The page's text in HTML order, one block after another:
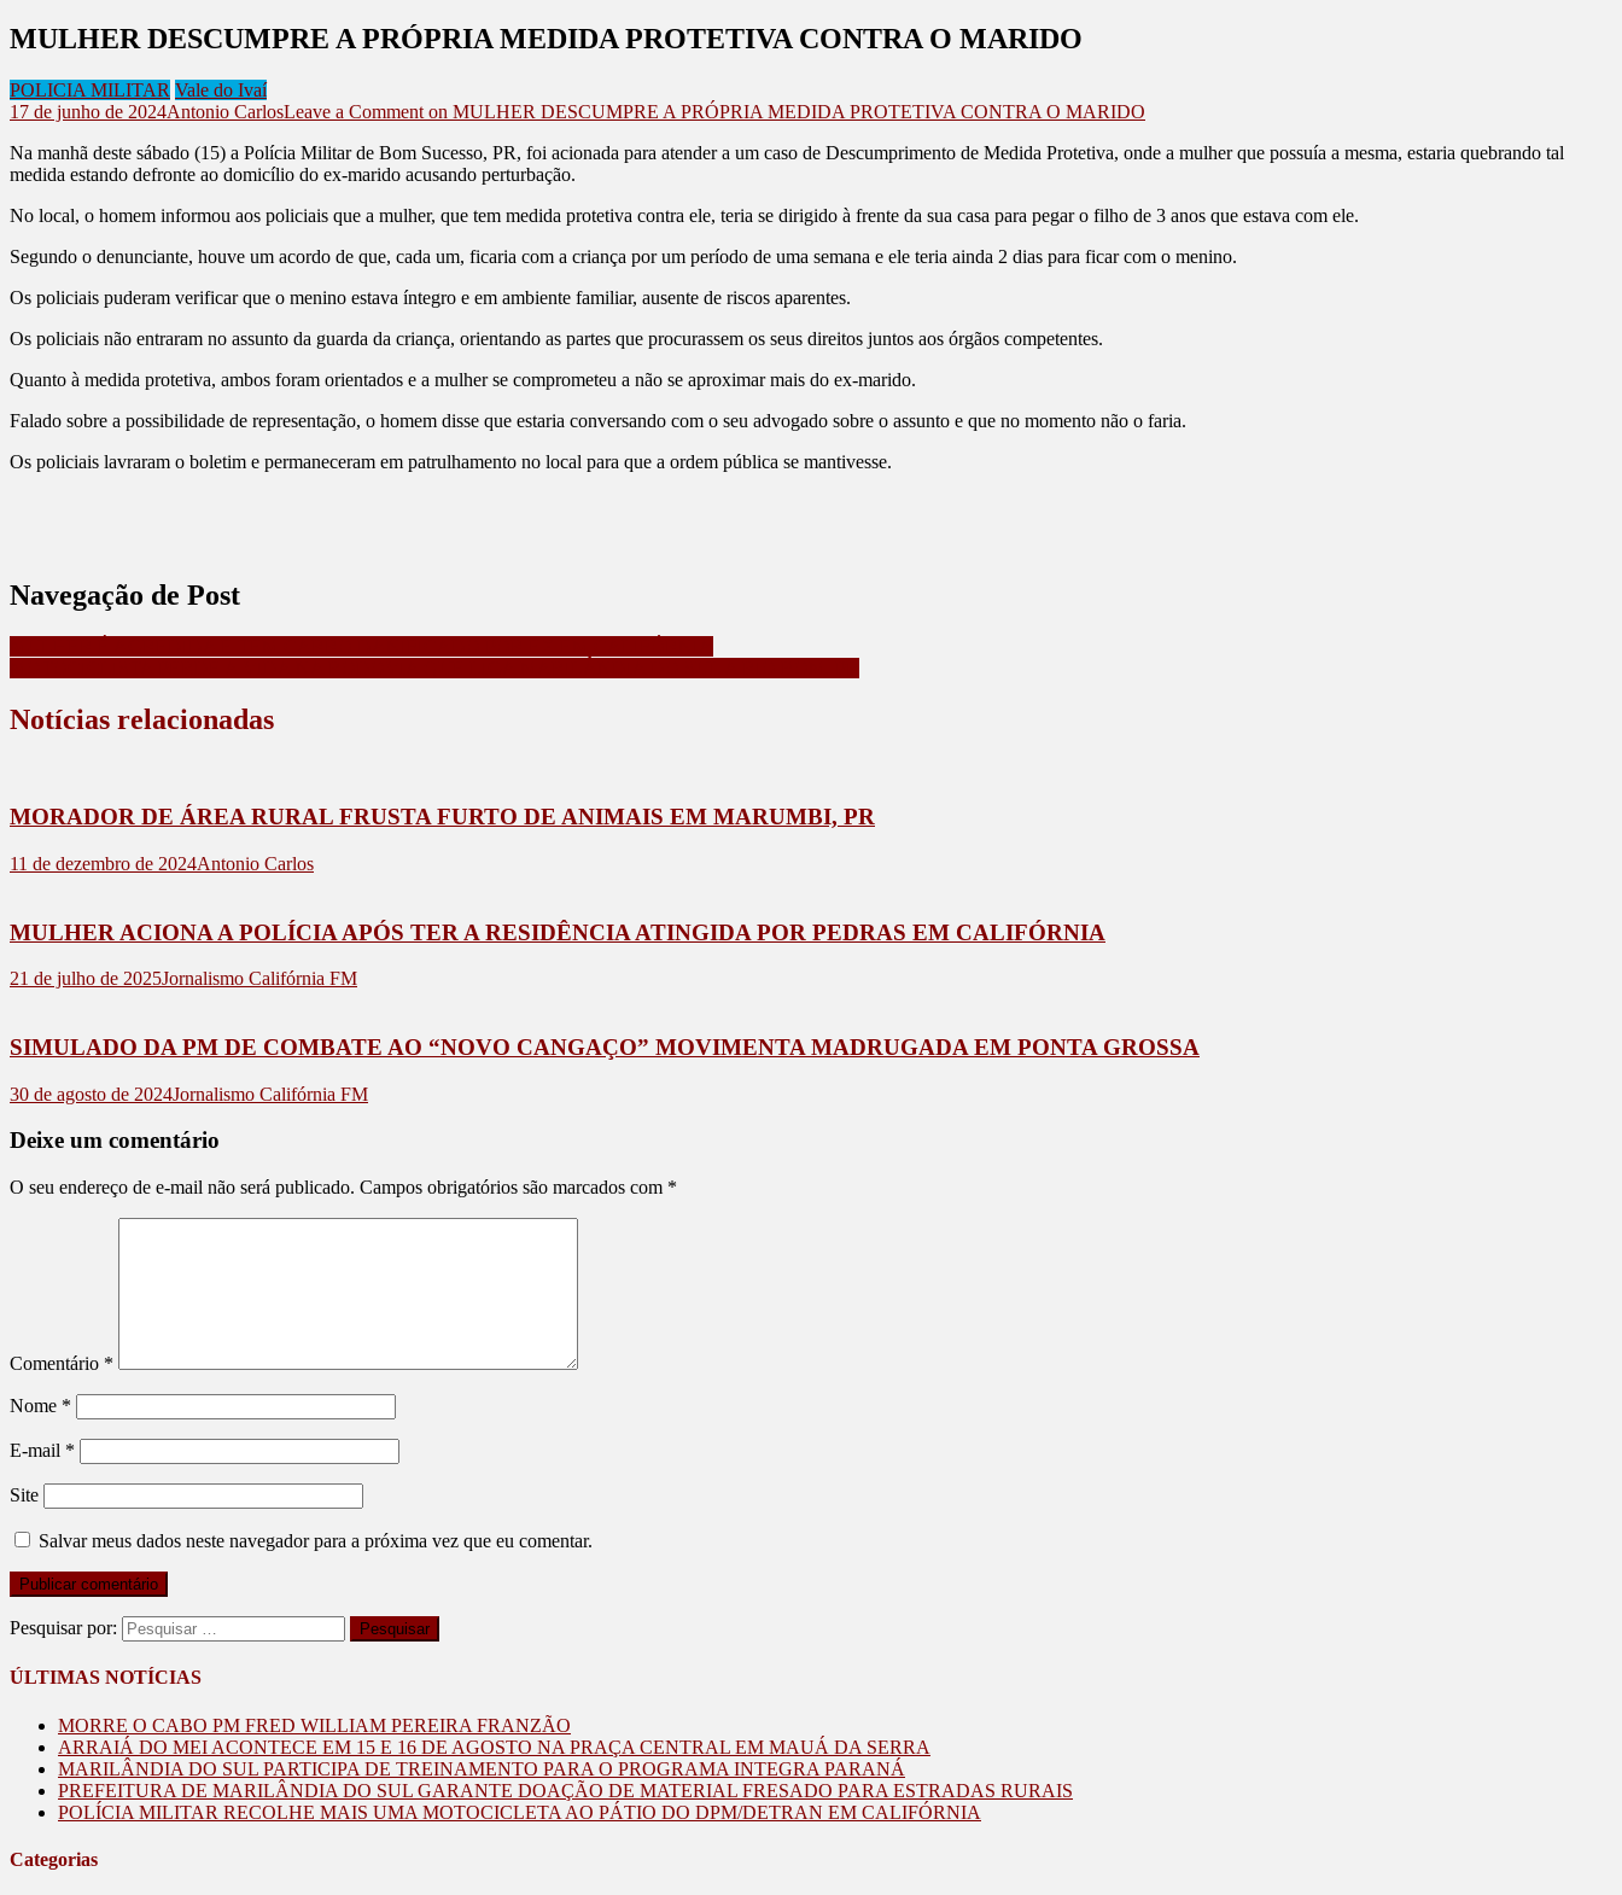
MULHER DESCUMPRE A PRÓPRIA MEDIDA PROTETIVA CONTRA O MARIDO
POLICIA MILITAR Vale do Ivaí
17 de junho de 2024Antonio CarlosLeave a Comment on MULHER DESCUMPRE A PRÓPRIA MEDIDA PROTETIVA CONTRA O MARIDO
Na manhã deste sábado (15) a Polícia Militar de Bom Sucesso, PR, foi acionada para atender a um caso de Descumprimento de Medida Protetiva, onde a mulher que possuía a mesma, estaria quebrando tal
medida estando defronte ao domicílio do ex-marido acusando perturbação.
No local, o homem informou aos policiais que a mulher, que tem medida protetiva contra ele, teria se dirigido à frente da sua casa para pegar o filho de 3 anos que estava com ele.
Segundo o denunciante, houve um acordo de que, cada um, ficaria com a criança por um período de uma semana e ele teria ainda 2 dias para ficar com o menino.
Os policiais puderam verificar que o menino estava íntegro e em ambiente familiar, ausente de riscos aparentes.
Os policiais não entraram no assunto da guarda da criança, orientando as partes que procurassem os seus direitos juntos aos órgãos competentes.
Quanto à medida protetiva, ambos foram orientados e a mulher se comprometeu a não se aproximar mais do ex-marido.
Falado sobre a possibilidade de representação, o homem disse que estaria conversando com o seu advogado sobre o assunto e que no momento não o faria.
Os policiais lavraram o boletim e permaneceram em patrulhamento no local para que a ordem pública se mantivesse.
Navegação de Post
Notícias relacionadas
MORADOR DE ÁREA RURAL FRUSTA FURTO DE ANIMAIS EM MARUMBI, PR
11 de dezembro de 2024Antonio Carlos
MULHER ACIONA A POLÍCIA APÓS TER A RESIDÊNCIA ATINGIDA POR PEDRAS EM CALIFÓRNIA
21 de julho de 2025Jornalismo Califórnia FM
SIMULADO DA PM DE COMBATE AO “NOVO CANGAÇO” MOVIMENTA MADRUGADA EM PONTA GROSSA
30 de agosto de 2024Jornalismo Califórnia FM
Deixe um comentário
O seu endereço de e-mail não será publicado. Campos obrigatórios são marcados com *
Comentário *
Nome *
E-mail *
Site
Salvar meus dados neste navegador para a próxima vez que eu comentar.
Pesquisar por:
ÚLTIMAS NOTÍCIAS
MORRE O CABO PM FRED WILLIAM PEREIRA FRANZÃO
ARRAIÁ DO MEI ACONTECE EM 15 E 16 DE AGOSTO NA PRAÇA CENTRAL EM MAUÁ DA SERRA
MARILÂNDIA DO SUL PARTICIPA DE TREINAMENTO PARA O PROGRAMA INTEGRA PARANÁ
PREFEITURA DE MARILÂNDIA DO SUL GARANTE DOAÇÃO DE MATERIAL FRESADO PARA ESTRADAS RURAIS
POLÍCIA MILITAR RECOLHE MAIS UMA MOTOCICLETA AO PÁTIO DO DPM/DETRAN EM CALIFÓRNIA
Categorias